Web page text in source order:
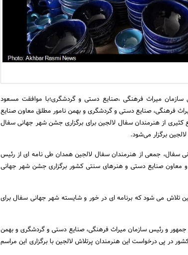
میراث فرهنگی ،صنایع دستی و گردشگری؛با موافقت مسعود
فرهنگی، صنایع دستی و گردشگری و بهمن نامور مطلق معاون صنایع
از هنرمندان سفال لالجین برای برگزاری جشن شهر جهانی سفال
برگزار می‌شود.
سفال، جمعی از هنرمندان سفال لالجین همدان طی نامه ای از رئیس
معاون صنایع دستی و هنرهای سنتی کشور برگزاری جشن شهر جهانی
تلاش می شود که برنامه ای در خور و شایسته شهر جهانی سفال برای
و رئیس سازمان میراث فرهنگی، صنایع دستی و گردشگری و بهمن
در پی درخواست این هنرمندان پرتلاش لالجین با برگزاری این مراسم